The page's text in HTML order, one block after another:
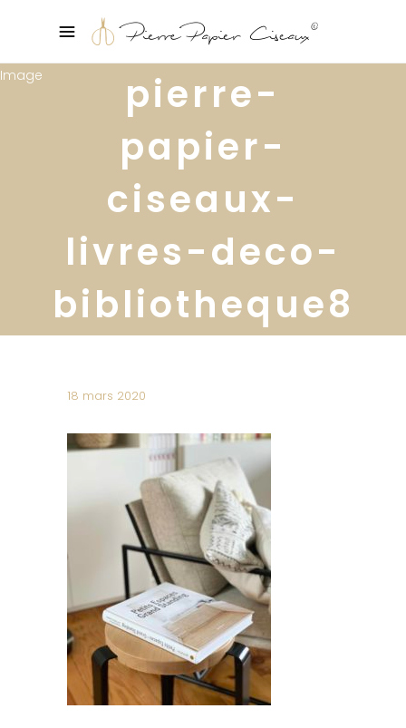
pierre-
papier-
ciseaux-
livres-deco-
bibliotheque8
18 mars 2020